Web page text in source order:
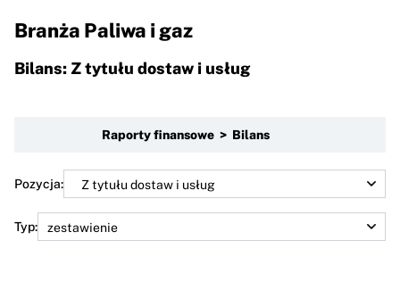
Branża Paliwa i gaz
Bilans: Z tytułu dostaw i usług
Raporty finansowe > Bilans
Pozycja:
Typ: